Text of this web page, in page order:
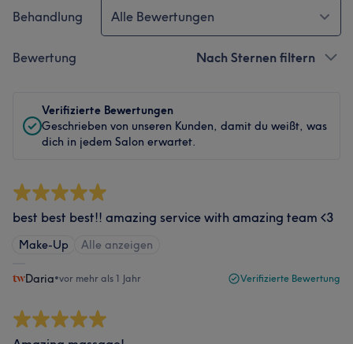
Behandlung Alle Bewertungen
Bewertung Nach Sternen filtern
Verifizierte Bewertungen
Geschrieben von unseren Kunden, damit du weißt, was
dich in jedem Salon erwartet.
best best best!! amazing service with amazing team <3
Make-Up Alle anzeigen
Daria•vor mehr als 1 Jahr Verifizierte Bewertung